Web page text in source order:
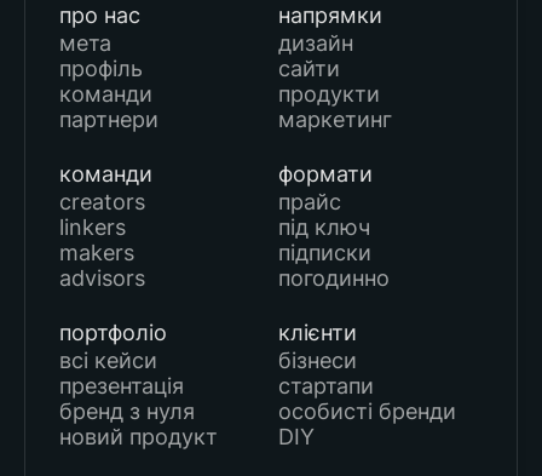
про нас
мета
профіль
команди
партнери
напрямки
дизайн
сайти
продукти
маркетинг
команди
creators
linkers
makers
advisors
формати
прайс
під ключ
підписки
погодинно
портфоліо
всі кейси
презентація
бренд з нуля
новий продукт
клієнти
бізнеси
стартапи
особисті бренди
DIY